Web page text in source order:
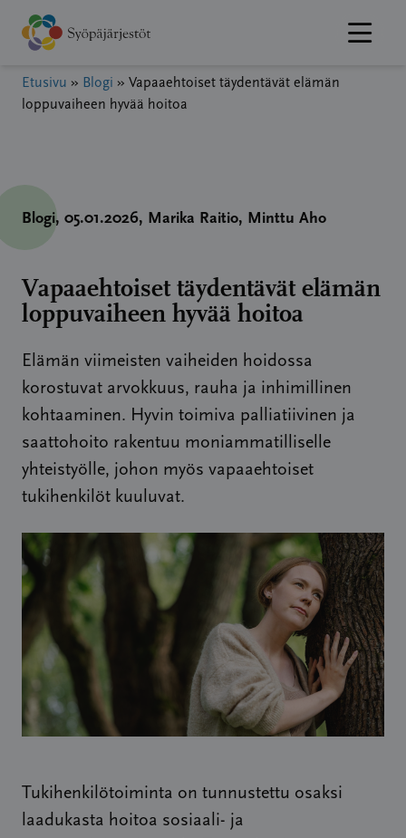
Hyppää
sisältöön
Etusivu » Blogi » Vapaaehtoiset täydentävät elämän
loppuvaiheen hyvää hoitoa
Blogi, 05.01.2026, Marika Raitio, Minttu Aho
Vapaaehtoiset täydentävät elämän
loppuvaiheen hyvää hoitoa
Elämän viimeisten vaiheiden hoidossa
korostuvat arvokkuus, rauha ja inhimillinen
kohtaaminen. Hyvin toimiva palliatiivinen ja
saattohoito rakentuu moniammatilliselle
yhteistyölle, johon myös vapaaehtoiset
tukihenkilöt kuuluvat.
Tukihenkilötoiminta on tunnustettu osaksi
laadukasta hoitoa sosiaali- ja